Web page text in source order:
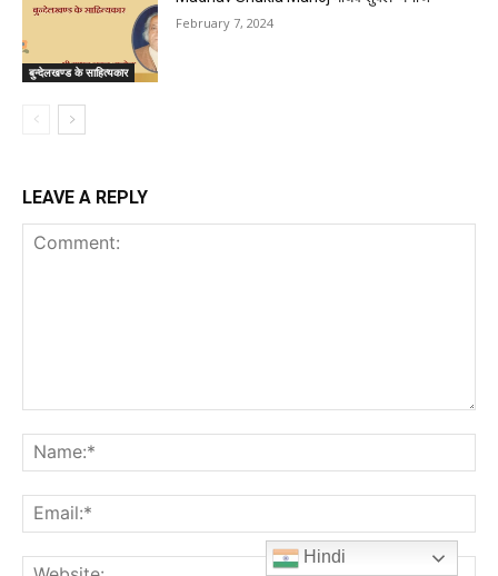
बुन्देलखण्ड के साहित्यकार
February 7, 2024
LEAVE A REPLY
Hindi